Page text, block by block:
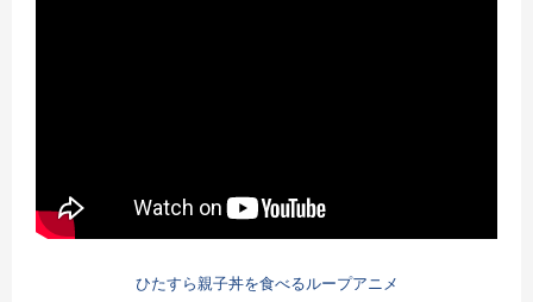
ひたすら親子丼を食べるループアニメ